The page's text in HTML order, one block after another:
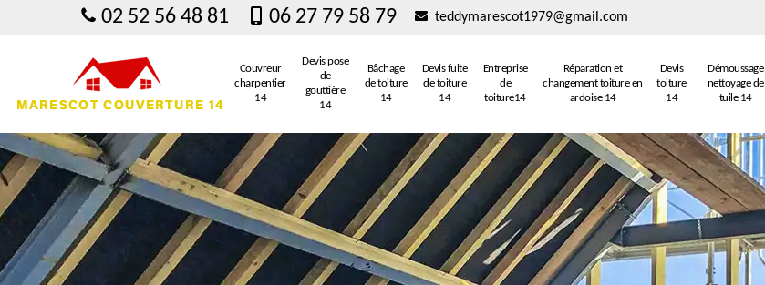
02 52 56 48 81 06 27 79 58 79 teddymarescot1979@gmail.com
Couvreur
charpentier
14
Devis pose
de
gouttière
14
Bâchage
de toiture
14
Devis fuite
de toiture
14
Entreprise
de
toiture14
Réparation et
changement toiture en
ardoise 14
Devis
toiture
14
Démoussage
nettoyage de
tuile 14